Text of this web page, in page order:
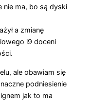
nie ma, bo są dyski
a zmianę
i9 doceni
ale obawiam się
podniesienie
jak to ma